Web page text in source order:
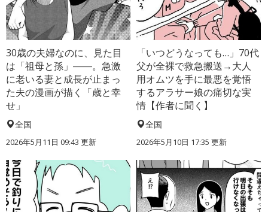
30歳の夫婦なのに、見た目
は「祖母と孫」――。急激
に老いる妻と成長が止まっ
た夫の漫画が描く「歳と幸
せ」
全国
2026年5月11日 09:43 更新
「いつどうなっても…」70代
父が全裸で救急搬送→大人
用オムツを手に最悪を覚悟
するアラサー娘の痛切な実
情【作者に聞く】
全国
2026年5月10日 17:35 更新